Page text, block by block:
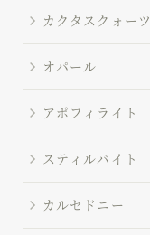
カクタスクォーツ
オパール
アポフィライト
スティルバイト
カルセドニー